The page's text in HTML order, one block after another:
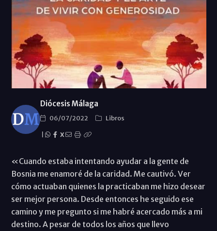
Diócesis Málaga
06/07/2022
Libros
X
«Cuando estaba intentando ayudar a la gente de
Bosnia me enamoré de la caridad. Me cautivó. Ver
cómo actuaban quienes la practicaban me hizo desear
ser mejor persona. Desde entonces he seguido ese
camino y me pregunto si me habré acercado más a mi
destino. A pesar de todos los años que llevo